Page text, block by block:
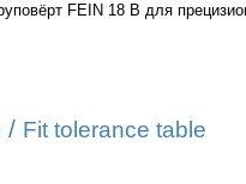
FEIN 18 В для
/ Fit tolerance table